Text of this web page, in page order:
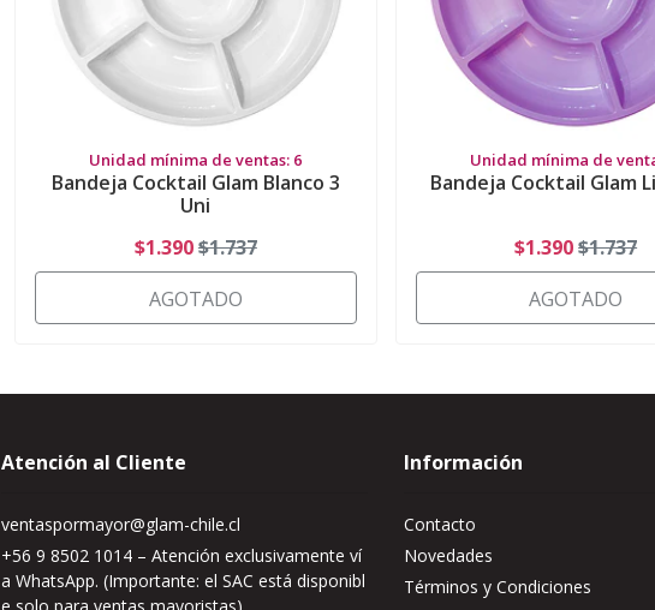
Unidad mínima de ventas: 6
Bandeja Cocktail Glam Blanco 3
Uni
$1.390$1.737
AGOTADO
Unidad mínima de
Bandeja Cocktail Glam
$1.390$1.737
AGOTADO
Atención al Cliente
ventaspormayor@glam-chile.cl
+56 9 8502 1014 – Atención exclusivamente ví
a WhatsApp. (Importante: el SAC está disponibl
Información
Contacto
Novedades
Términos y Condiciones